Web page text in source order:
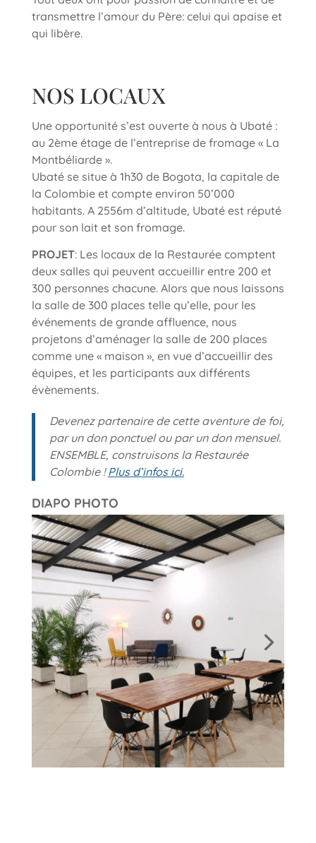
transmettre l’amour du Père: celui qui apaise et
qui libère.
NOS LOCAUX
Une opportunité s’est ouverte à nous à Ubaté :
au 2ème étage de l’entreprise de fromage « La
Montbéliarde ».
Ubaté se situe à 1h30 de Bogota, la capitale de
la Colombie et compte environ 50’000
habitants. A 2556m d’altitude, Ubaté est réputé
pour son lait et son fromage.
PROJET: Les locaux de la Restaurée comptent
deux salles qui peuvent accueillir entre 200 et
300 personnes chacune. Alors que nous laissons
la salle de 300 places telle qu’elle, pour les
événements de grande affluence, nous
projetons d’aménager la salle de 200 places
comme une « maison », en vue d’accueillir des
équipes, et les participants aux différents
évènements.
Devenez partenaire de cette aventure de foi,
par un don ponctuel ou par un don mensuel.
ENSEMBLE, construisons la Restaurée
Colombie !Plus d’infos ici.
DIAPO PHOTO